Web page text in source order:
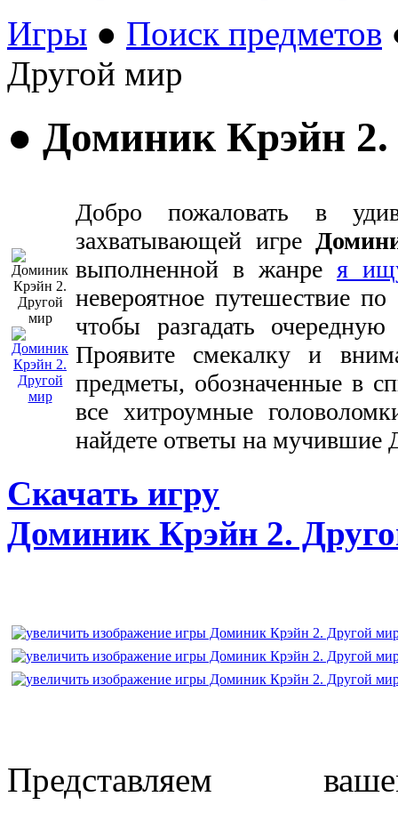
Игры ● Поиск предметов
Другой мир
● Доминик Крэйн
Добро пожаловать в
захватывающей игре
выполненной в жанре я
невероятное путешествие
чтобы разгадать
Проявите смекалку и
предметы, обозначенные в
все хитроумные
найдете ответы на
Скачать игру
Доминик Крэйн 2.
Представляем